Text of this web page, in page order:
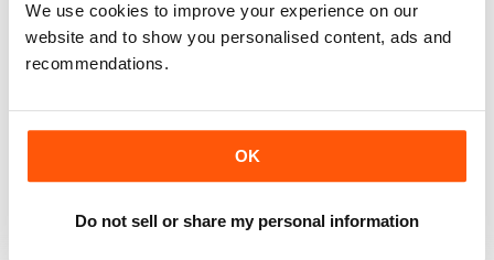
We use cookies to improve your experience on our
website and to show you personalised content, ads and
recommendations.
OK
Do not sell or share my personal information
Recensito 30 maggio 2020
and no shops stock it because i live in a remote